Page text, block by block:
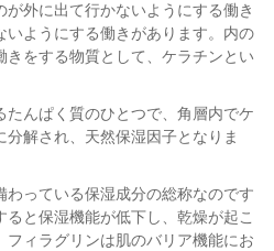
外に出て行かないようにする働き
いようにする働きがあります。内の
きをする物質として、ケラチンとい
んぱく質のひとつで、角層内でケ
解され、天然保湿因子となりま
っている保湿成分の総称なのです
と保湿機能が低下し、乾燥が起こ
フィラグリンは肌のバリア機能にお